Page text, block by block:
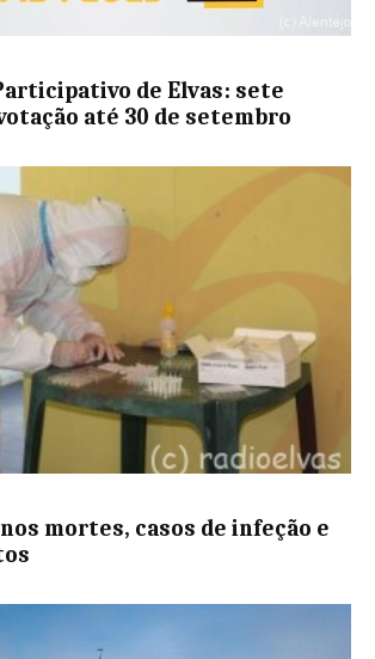
de Elvas: sete
até 30 de setembro
mortes, casos de infeção e